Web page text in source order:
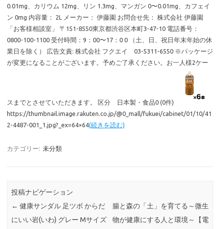
0.01mg、カリウム 12mg、リン 1.3mg、マンガン 0〜0.01mg、カフェイ
ン 0mg 内容量： 2L メーカー： 伊藤園 お問合せ先： 株式会社 伊藤園
「お客様相談室」 〒151-8550東京都渋谷区本町3-47-10 電話番号：
0800-100-1100 受付時間：9：00〜17：0 0 （土、日、祝日年末年始の休
業日を除く） 広告文責: 株式会社 フクエイ 03-5311-6550 ※パッケージ
が変更になることがございます。予めご了承ください。お一人様2ケー
スまでとさせていただきます。 区分 日本製・食品0 (0件)
https://thumbnail.image.rakuten.co.jp/@0_mall/fukuei/cabinet/01/10/41
2-4487-001_1.jpg?_ex=64×64(続きを読む)
カテゴリー: 未分類
投稿ナビゲーション
← 健康サンダル 足ツボ からだ
にいい岩(いわ) グレー Mサイズ
腸と森の「土」を育てる～微生
物が健康にする人と環境～【電